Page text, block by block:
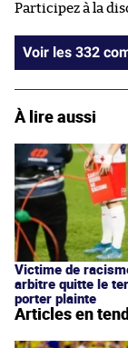
Participez à la
Voir
À lire aussi
Victime de
arbitre quitte le
porter plainte
Articles en